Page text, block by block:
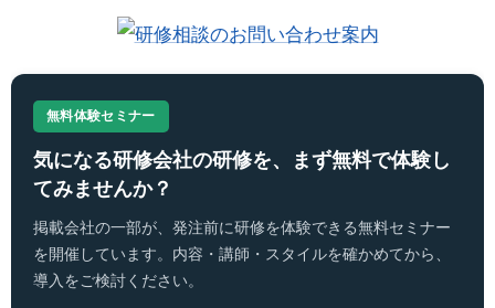
無料体験セミナー
気になる研修会社の研修を、まず無料で体験し
てみませんか？
掲載会社の一部が、発注前に研修を体験できる無料セミナー
を開催しています。内容・講師・スタイルを確かめてから、
導入をご検討ください。